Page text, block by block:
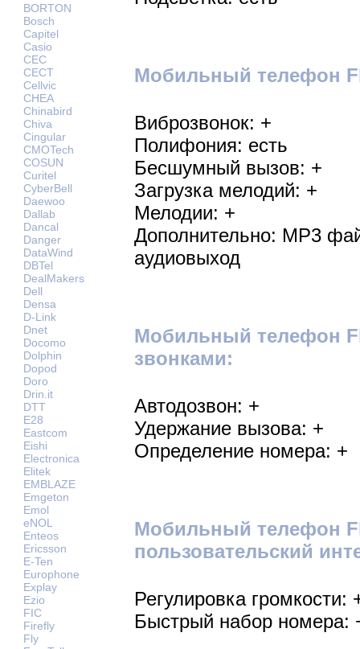
BORTON
Bosch
Capitel
Casio
CEC
CECT
Cellvic
CHEA
Chinabird
Chiva
Cingular
CMOTech
COSUN
Curitel
CyberBell
Daewoo
Dallab
Dancal
Danger
DataWind
DBTel
DealMakers
Dell
Densa
D-Link
Dnet
Docomo
Dolphin
Dopod
Doro
Drin.it
DTT
E28
Eastcom
Eishi
Electronica
Elitek
EMBLAZE
Emgeton
Emol
eNOL
Enteos
Ericsson
E-Ten
Europhone
Explay
Ezio
FIC
Firefly
Fly
Мобильный телефон
Виброзвонок: +
Полифония: есть
Бесшумный вызов: +
Загрузка мелодий: +
Мелодии: +
Дополнительно: MP3
аудиовыход
Мобильный телефон
звонками:
Автодозвон: +
Удержание вызова: +
Определение номера: +
Мобильный телефон
пользовательский
Регулировка громкости:
Быстрый набор номера: